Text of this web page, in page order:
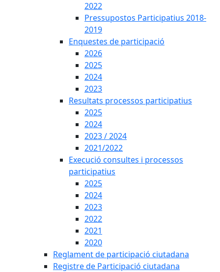
2022
Pressupostos Participatius 2018-
2019
Enquestes de participació
2026
2025
2024
2023
Resultats processos participatius
2025
2024
2023 / 2024
2021/2022
Execució consultes i processos
participatius
2025
2024
2023
2022
2021
2020
Reglament de participació ciutadana
Registre de Participació ciutadana